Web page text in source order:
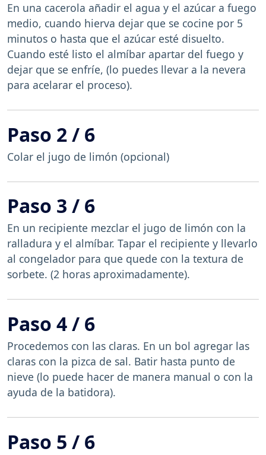
En una cacerola añadir el agua y el azúcar a fuego
medio, cuando hierva dejar que se cocine por 5
minutos o hasta que el azúcar esté disuelto.
Cuando esté listo el almíbar apartar del fuego y
dejar que se enfríe, (lo puedes llevar a la nevera
para acelarar el proceso).
Paso 2 / 6
Colar el jugo de limón (opcional)
Paso 3 / 6
En un recipiente mezclar el jugo de limón con la
ralladura y el almíbar. Tapar el recipiente y llevarlo
al congelador para que quede con la textura de
sorbete. (2 horas aproximadamente).
Paso 4 / 6
Procedemos con las claras. En un bol agregar las
claras con la pizca de sal. Batir hasta punto de
nieve (lo puede hacer de manera manual o con la
ayuda de la batidora).
Paso 5 / 6